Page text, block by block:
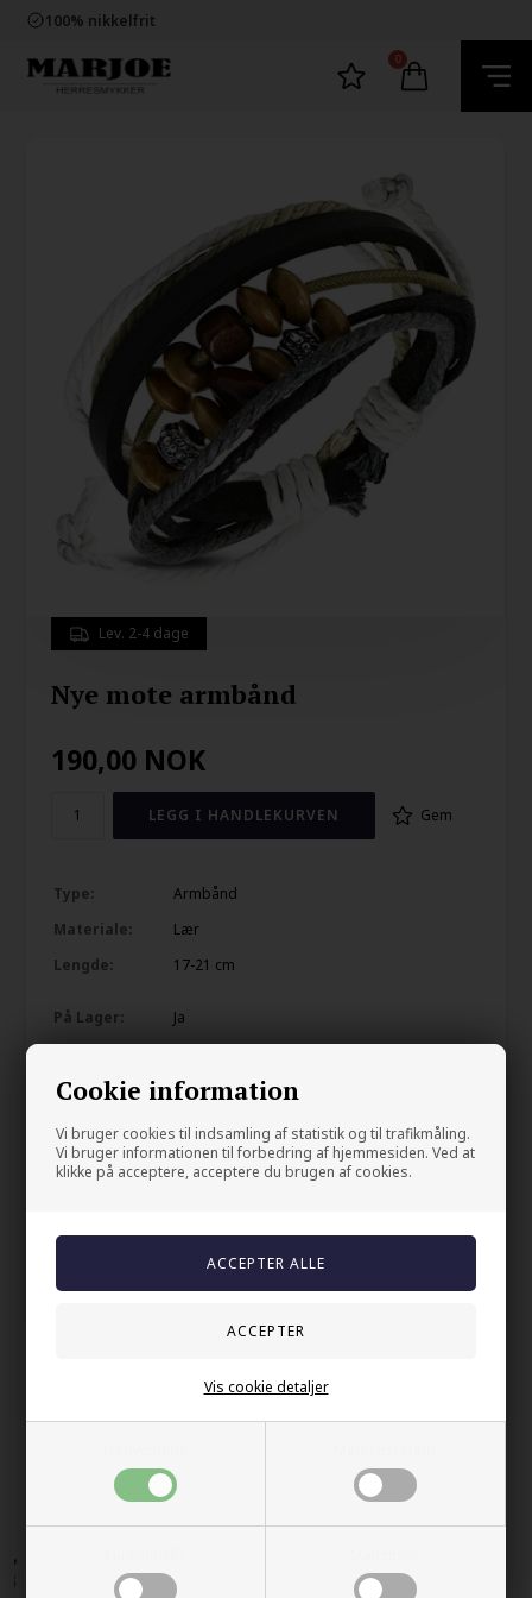
Cookie information
Vi bruger cookies til indsamling af statistik og til trafikmåling.
Vi bruger informationen til forbedring af hjemmesiden. Ved at
klikke på acceptere, acceptere du brugen af cookies.
Vis cookie detaljer
100% nikkelfrit
60 dager bytte & returret
Trygg E-Handel
0
Lev. 2-4 dage
Nye mote armbånd
190,00 NOK
Gem
Type:
Armbånd
Materiale:
Lær
Lengde:
17-21 cm
På Lager: Ja
Din sikkerhet
På lager
Trygg E-handel
Levering 2-4 dage fra DK
60 dager bytte & returret
Andre kjøpte også